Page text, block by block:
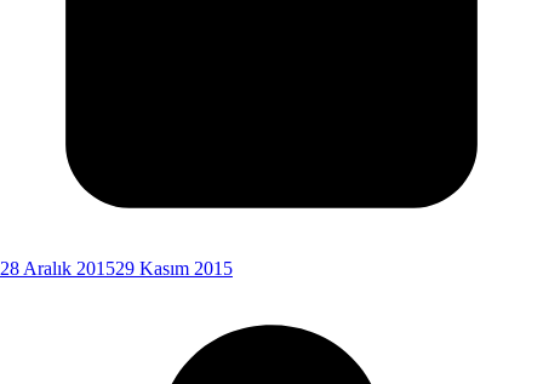
28 Aralık 201529 Kasım 2015